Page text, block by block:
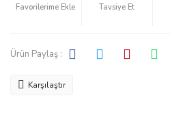
Tavsiye Et
Ürün Paylaş :
Karşılaştır